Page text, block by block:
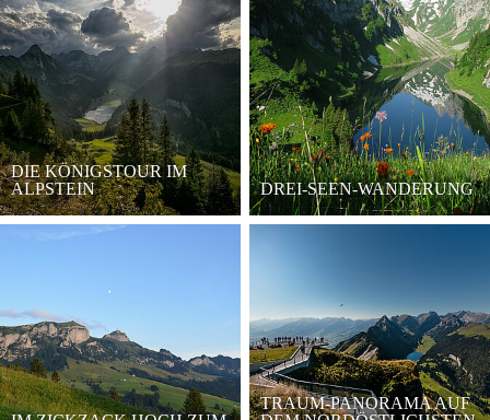
DIE KÖNIGSTOUR IM
ALPSTEIN
DREI-SEEN-WANDERUNG
TRAUM-PANORAMA AUF